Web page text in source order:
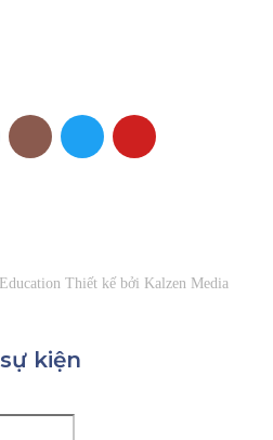
Thiết kế bởi Kalzen Media
kiện